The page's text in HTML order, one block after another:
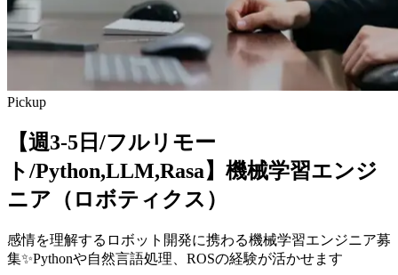
Pickup
【週3-5日/フルリモー
ト/Python,LLM,Rasa】機械学習エンジ
ニア（ロボティクス）
感情を理解するロボット開発に携わる機械学習エンジニア募
集✨Pythonや自然言語処理、ROSの経験が活かせます